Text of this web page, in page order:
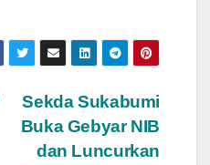
Sekda Sukabumi
Buka Gebyar NIB
dan Luncurkan